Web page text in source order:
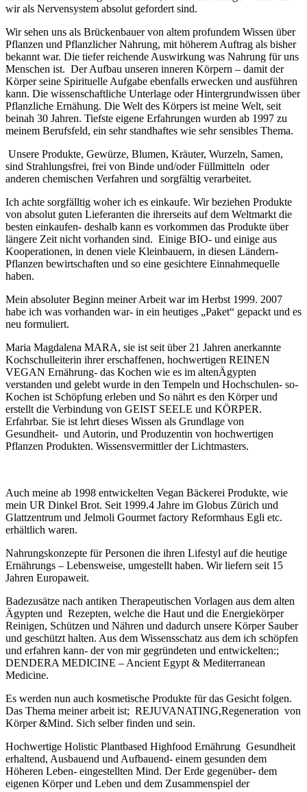
wir als Nervensystem absolut gefordert sind.
Wir sehen uns als Brückenbauer von altem profundem Wissen über
Pflanzen und Pflanzlicher Nahrung, mit höherem Auftrag als bisher
bekannt war. Die tiefer reichende Auswirkung was Nahrung für uns
Menschen ist. Der Aufbau unseren inneren Körpern – damit der
Körper seine Spirituelle Aufgabe ebenfalls erwecken und ausführen
kann. Die wissenschaftliche Unterlage oder Hintergrundwissen über
Pflanzliche Ernähung. Die Welt des Körpers ist meine Welt, seit
beinah 30 Jahren. Tiefste eigene Erfahrungen wurden ab 1997 zu
meinem Berufsfeld, ein sehr standhaftes wie sehr sensibles Thema.
Unsere Produkte, Gewürze, Blumen, Kräuter, Wurzeln, Samen,
sind Strahlungsfrei, frei von Binde und/oder Füllmitteln oder
anderen chemischen Verfahren und sorgfältig verarbeitet.
Ich achte sorgfälltig woher ich es einkaufe. Wir beziehen Produkte
von absolut guten Lieferanten die ihrerseits auf dem Weltmarkt die
besten einkaufen- deshalb kann es vorkommen das Produkte über
längere Zeit nicht vorhanden sind. Einige BIO- und einige aus
Kooperationen, in denen viele Kleinbauern, in diesen Ländern-
Pflanzen bewirtschaften und so eine gesichtere Einnahmequelle
haben.
Mein absoluter Beginn meiner Arbeit war im Herbst 1999. 2007
habe ich was vorhanden war- in ein heutiges „Paket“ gepackt und es
neu formuliert.
Maria Magdalena MARA, sie ist seit über 21 Jahren anerkannte
Kochschulleiterin ihrer erschaffenen, hochwertigen REINEN
VEGAN Ernährung- das Kochen wie es im altenÄgypten
verstanden und gelebt wurde in den Tempeln und Hochschulen- so-
Kochen ist Schöpfung erleben und So nährt es den Körper und
erstellt die Verbindung von GEIST SEELE und KÖRPER.
Erfahrbar. Sie ist lehrt dieses Wissen als Grundlage von
Gesundheit- und Autorin, und Produzentin von hochwertigen
Pflanzen Produkten. Wissensvermittler der Lichtmasters.
Auch meine ab 1998 entwickelten Vegan Bäckerei Produkte, wie
mein UR Dinkel Brot. Seit 1999.4 Jahre im Globus Zürich und
Glattzentrum und Jelmoli Gourmet factory Reformhaus Egli etc.
erhältlich waren.
Nahrungskonzepte für Personen die ihren Lifestyl auf die heutige
Ernährungs – Lebensweise, umgestellt haben. Wir liefern seit 15
Jahren Europaweit.
Badezusätze nach antiken Therapeutischen Vorlagen aus dem alten
Ägypten und Rezepten, welche die Haut und die Energiekörper
Reinigen, Schützen und Nähren und dadurch unsere Körper Sauber
und geschützt halten. Aus dem Wissensschatz aus dem ich schöpfen
und erfahren kann- der von mir gegründeten und entwickelten:;
DENDERA MEDICINE – Ancient Egypt & Mediterranean
Medicine.
Es werden nun auch kosmetische Produkte für das Gesicht folgen.
Das Thema meiner arbeit ist; REJUVANATING,Regeneration von
Körper &Mind. Sich selber finden und sein.
Hochwertige Holistic Plantbased Highfood Ernährung Gesundheit
erhaltend, Ausbauend und Aufbauend- einem gesunden dem
Höheren Leben- eingestellten Mind. Der Erde gegenüber- dem
eigenen Körper und Leben und dem Zusammenspiel der